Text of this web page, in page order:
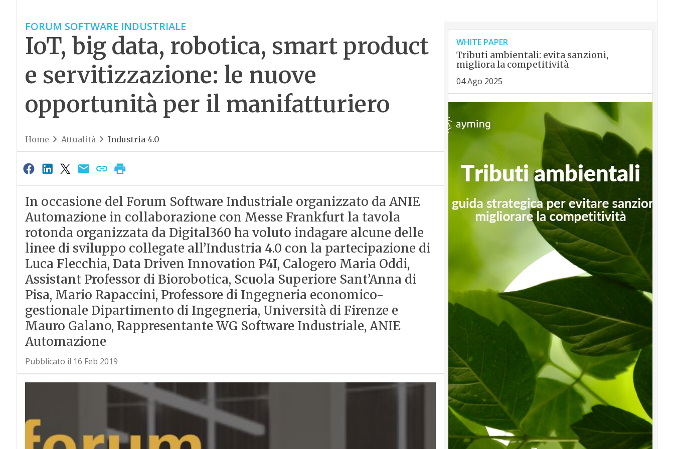
FORUM SOFTWARE INDUSTRIALE
IoT, big data, robotica, smart product
e servitizzazione: le nuove
opportunità per il manifatturiero
Home Attualità Industria 4.0
In occasione del Forum Software Industriale organizzato da ANIE
Automazione in collaborazione con Messe Frankfurt la tavola
rotonda organizzata da Digital360 ha voluto indagare alcune delle
linee di sviluppo collegate all’Industria 4.0 con la partecipazione di
Luca Flecchia, Data Driven Innovation P4I, Calogero Maria Oddi,
Assistant Professor di Biorobotica, Scuola Superiore Sant’Anna di
Pisa, Mario Rapaccini, Professore di Ingegneria economico-
gestionale Dipartimento di Ingegneria, Università di Firenze e
Mauro Galano, Rappresentante WG Software Industriale, ANIE
Automazione
Pubblicato il 16 Feb 2019
WHITE PAPER
Tributi ambientali: evita sanzioni,
migliora la competitività
04 Ago 2025